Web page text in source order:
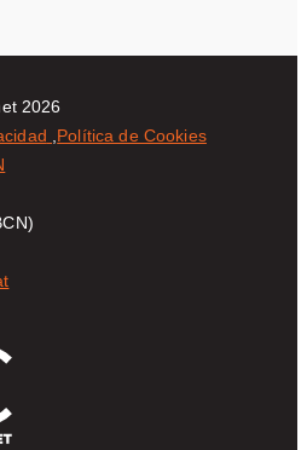
2026
Política de Cookies